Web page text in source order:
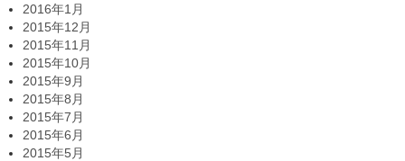
2016年1月
2015年12月
2015年11月
2015年10月
2015年9月
2015年8月
2015年7月
2015年6月
2015年5月